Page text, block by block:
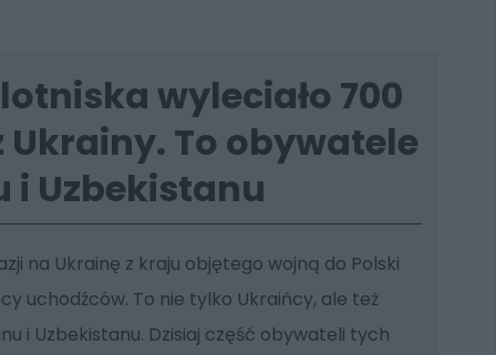
wyleciało 700
Ukrainy. To obywatele
i Uzbekistanu
na Ukrainę z kraju objętego wojną do Polski
uchodźców. To nie tylko Ukraińcy, ale też
i Uzbekistanu. Dzisiaj część obywateli tych